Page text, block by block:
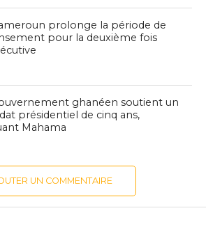
prolonge la période de
pour la deuxième fois
ghanéen soutient un
présidentiel de cinq ans,
Mahama
UN COMMENTAIRE